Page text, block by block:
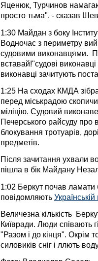
Яценюк, Турчинов
просто тьма", - сказав
1:30 Майдан з боку
Водночас з периметру
судовими виконавцями.
вставай!"судові
виконавці зачитують
1:25 На сходах КМДА
перед міськрадою
міліцію. Судовий
Печерського райсуду про
блокування тротуарів,
предметів.
Після зачитання ухвали
пішла в бік Майдану
1:02 Беркут почав ламати
повідомляють
Величезна кількість
Київради. Люди співають
"Разом і до кінця". Окрім
силовиків сніг і ллють